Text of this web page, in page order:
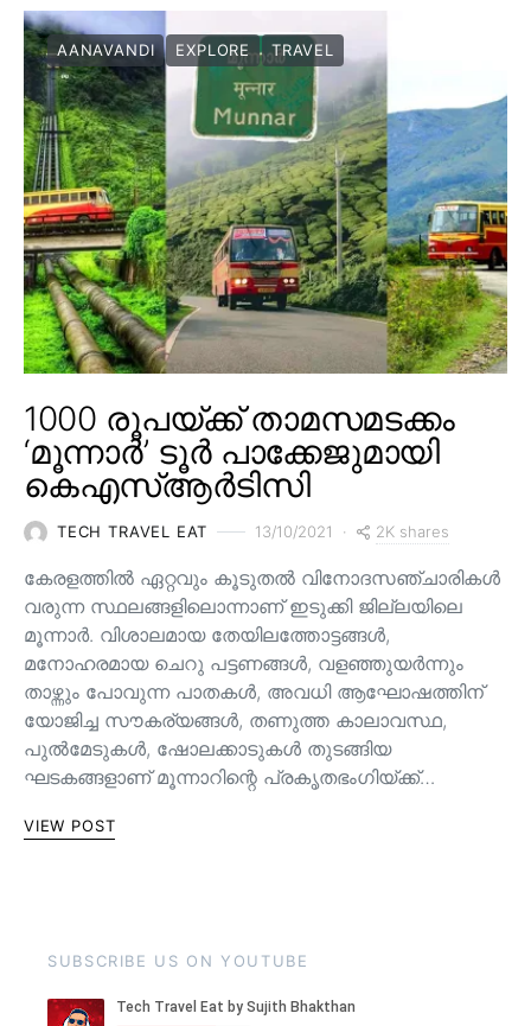
AANAVANDI EXPLORE TRAVEL
1000 രൂപയ്ക്ക് താമസമടക്കം
‘മൂന്നാർ’ ടൂർ പാക്കേജുമായി
കെഎസ്ആർടിസി
TECH TRAVEL EAT 13/10/2021 2K shares
കേരളത്തിൽ ഏറ്റവും കൂടുതൽ വിനോദസഞ്ചാരികൾ
വരുന്ന സ്ഥലങ്ങളിലൊന്നാണ് ഇടുക്കി ജില്ലയിലെ
മൂന്നാർ. വിശാലമായ തേയിലത്തോട്ടങ്ങള്‍,
മനോഹരമായ ചെറു പട്ടണങ്ങള്‍, വളഞ്ഞുയര്‍ന്നും
താഴ്ന്നും പോവുന്ന പാതകള്‍, അവധി ആഘോഷത്തിന്
യോജിച്ച സൗകര്യങ്ങള്‍, തണുത്ത കാലാവസ്ഥ,
പുൽമേടുകൾ, ഷോലക്കാടുകൾ തുടങ്ങിയ
ഘടകങ്ങളാണ് മൂന്നാറിന്റെ പ്രകൃതഭംഗിയ്ക്ക്…
VIEW POST
SUBSCRIBE US ON YOUTUBE